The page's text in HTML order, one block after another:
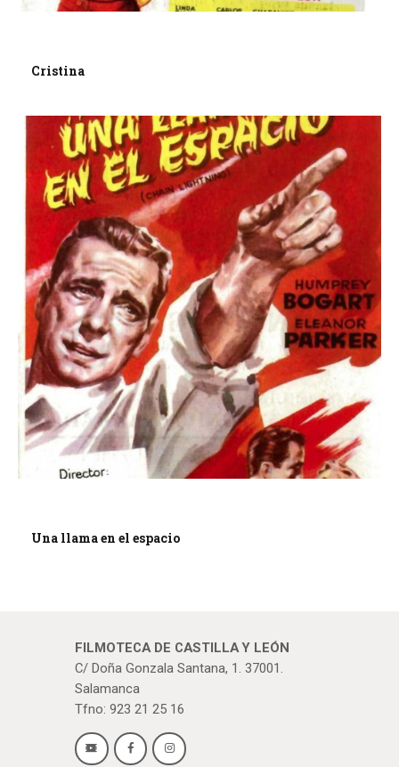
Cristina
Una llama en el espacio
FILMOTECA DE CASTILLA Y LEÓN
C/ Doña Gonzala Santana, 1. 37001.
Salamanca
Tfno: 923 21 25 16